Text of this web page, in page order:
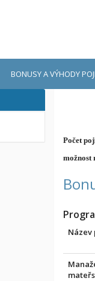
BONUSY A VÝHODY
Počet
možnost